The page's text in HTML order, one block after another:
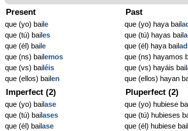
Present
que (yo) baile
que (tú) bailes
que (él) baile
que (ns) bailemos
que (vs) bailéis
que (ellos) bailen
Past
que (yo) haya bail
que (tú) hayas bail
que (él) haya bail
que (ns) hayamos
que (vs) hayáis bail
que (ellos) hayan
Imperfect (2)
que (yo) bailase
que (tú) bailases
que (él) bailase
Pluperfect (2)
que (yo) hubiese
que (tú) hubieses
que (él) hubiese